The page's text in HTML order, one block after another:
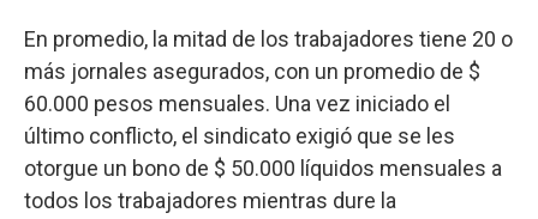
En promedio, la mitad de los trabajadores tiene 20 o
más jornales asegurados, con un promedio de $
60.000 pesos mensuales. Una vez iniciado el
último conflicto, el sindicato exigió que se les
otorgue un bono de $ 50.000 líquidos mensuales a
todos los trabajadores mientras dure la